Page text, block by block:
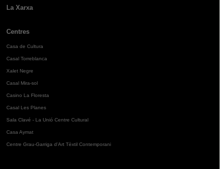
La Xarxa
Centres
Casa de Cultura
Casal Torreblanca
Xalet Negre
Casal Mira-sol
Casino La Floresta
Casal Les Planes
Sala Clavé - La Unió Centre Cultural
Casa Aymat
Centre Grau-Garriga d'Art Tèxtil Contemporani